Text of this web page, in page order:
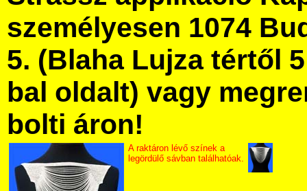
személyesen 1074
5. (Blaha Lujza tértől
bal oldalt) vagy
bolti áron!
A raktáron lévő színek a
legördülő sávban találhatóak.